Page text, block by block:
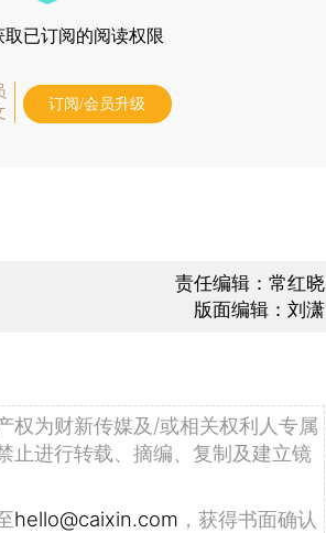
取已订阅的阅读权限
订阅/会员升级
责任编辑：常红晓
版面编辑：刘潇
权为财新传媒及/或相关权利人专属
止进行转载、摘编、复制及建立镜
hello@caixin.com ，获得书面确认